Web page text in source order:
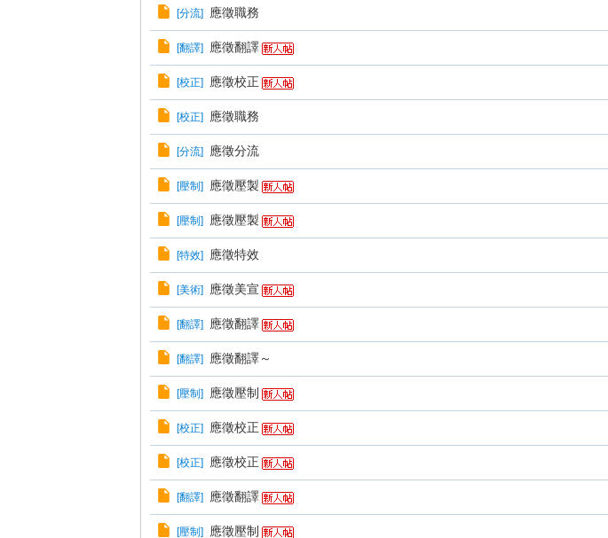
[分流] 應徵職務
[翻譯] 應徵翻譯
[校正] 應徵校正
[校正] 應徵職務
[分流] 應徵分流
[壓制] 應徵壓製
[壓制] 應徵壓製
[特效] 應徵特效
[美術] 應徵美宣
[翻譯] 應徵翻譯
[翻譯] 應徵翻譯～
[壓制] 應徵壓制
[校正] 應徵校正
[校正] 應徵校正
[翻譯] 應徵翻譯
[壓制] 應徵壓制